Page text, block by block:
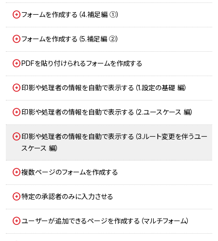
フォームを作成する（4.補足編 ①）
フォームを作成する（5.補足編 ②）
PDFを貼り付けられるフォームを作成する
印影や処理者の情報を自動で表示する（1.設定の基礎 編）
印影や処理者の情報を自動で表示する（2.ユースケース 編）
印影や処理者の情報を自動で表示する（3.ルート変更を伴うユー
スケース 編）
複数ページのフォームを作成する
特定の承認者のみに入力させる
ユーザーが追加できるページを作成する（マルチフォーム）